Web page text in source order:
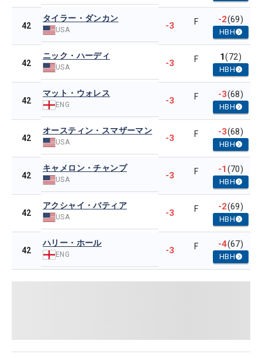
42
タイラー・ダンカン
USA -3 F -2(69)
HBH
42
ニック・ハーディ
USA -3 F 1(72)
HBH
42
マット・ウォレス
ENG -3 F -3(68)
HBH
42
オースティン・スマザーマン
USA -3 F -3(68)
HBH
42
キャメロン・チャンプ
USA -3 F -1(70)
HBH
42
アクシャイ・バティア
USA -3 F -2(69)
HBH
42
ハリー・ホール
ENG -3 F -4(67)
HBH